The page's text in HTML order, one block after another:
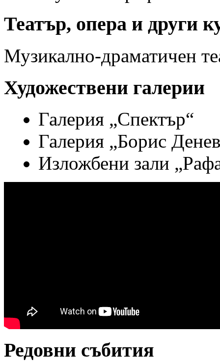
Театър, опера и други
Музикално-драматичен
Художествени галерии
Галерия „Спектър“
Галерия „Борис
Изложбени зали
Редовни събития